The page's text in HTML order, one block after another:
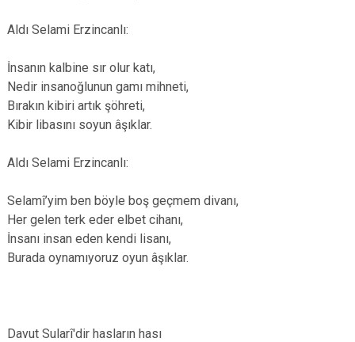
Aldı Selami Erzincanlı:
İnsanın kalbine sır olur katı,
Nedir insanoğlunun gamı mihneti,
Bırakın kibiri artık şöhreti,
Kibir libasını soyun âşıklar.
Aldı Selami Erzincanlı:
Selamî’yim ben böyle boş geçmem divanı,
Her gelen terk eder elbet cihanı,
İnsanı insan eden kendi lisanı,
Burada oynamıyoruz oyun âşıklar.
Davut Sularî'dir hasların hası